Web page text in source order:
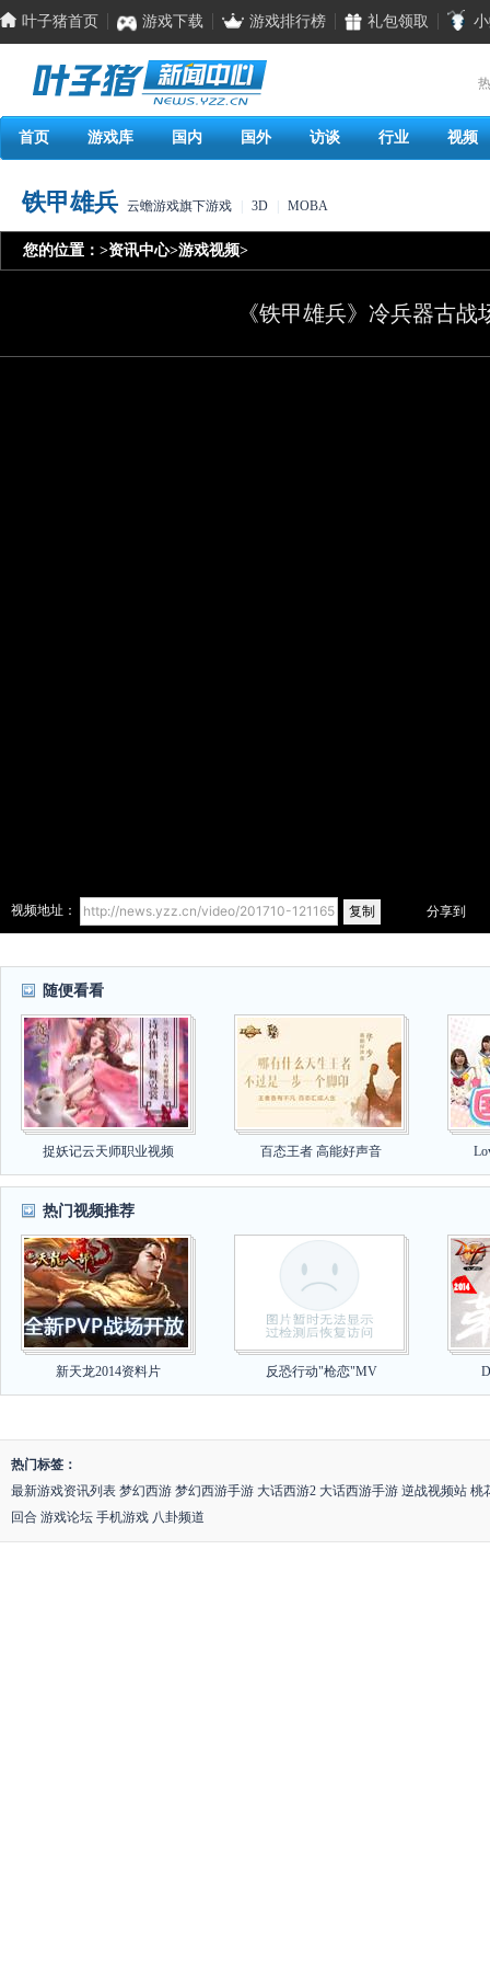
叶子猪首页 游戏下载 游戏排行榜 礼包领取
首页 游戏库 国内 国外 访谈 行业 视频
铁甲雄兵 云蟾游戏旗下游戏 3D MOBA
您的位置： >资讯中心>游戏视频>
《铁甲雄兵》冷兵器古
视频地址： 复制 分享到
随便看看
捉妖记云天师职业视频 百态王者 高能好声音
热门视频推荐
新天龙2014资料片 反恐行动"枪恋"MV
热门标签：
最新游戏资讯列表 梦幻西游 梦幻西游手游 大话西游2 大话西游手游 逆战视频站 桃
回合 游戏论坛 手机游戏 八卦频道